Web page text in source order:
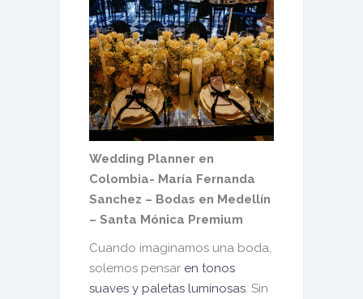
Wedding Planner en
Colombia- María Fernanda
Sanchez – Bodas en Medellín
– Santa Mónica Premium
Cuando imaginamos una boda,
solemos pensar en tonos
suaves y paletas luminosas. Sin